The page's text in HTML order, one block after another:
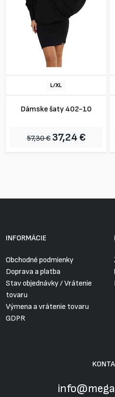
L/XL
Dámske šaty 402-10
57,30 € 37,24 €
INFORMÁCIE
Obchodné podmienky
Doprava a platba
Stav objednávky / Vrátenie
tovaru
Výmena a vrátenie tovaru
GDPR